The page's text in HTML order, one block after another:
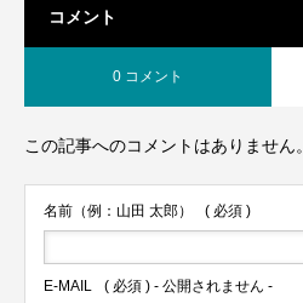
コメント
0 コメント
この記事へのコメントはありません。
名前（例：山田 太郎） ( 必須 )
E-MAIL ( 必須 ) - 公開されません -